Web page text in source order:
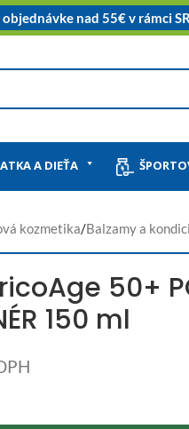
nad 55€ v rámci SR
A DIEŤA
kozmetika/Balzamy a
50+
150 ml